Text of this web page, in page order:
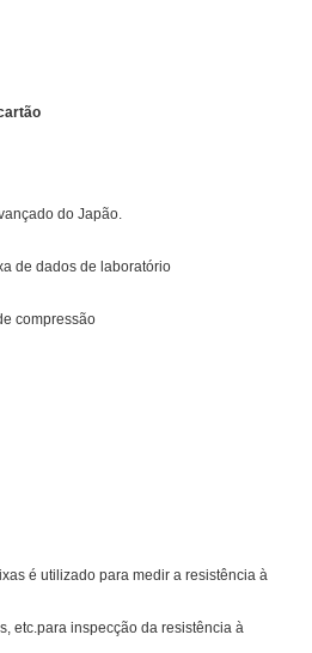
do Japão.
de dados de laboratório
compressão
é utilizado para medir a resistência à
etc.para inspecção da resistência à